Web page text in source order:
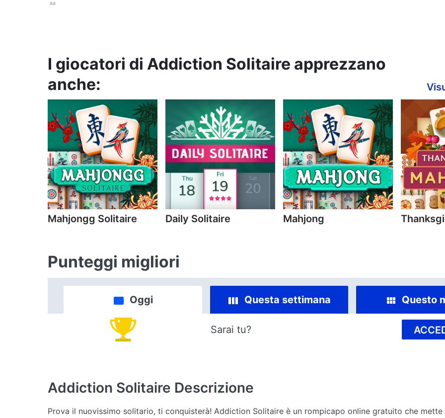
Ad
I giocatori di Addiction Solitaire apprezzano
anche:
Mahjongg Solitaire Daily Solitaire Mahjong
Punteggi migliori
Oggi Questa settimana Questo
Sarai tu?
Addiction Solitaire Descrizione
Prova il nuovissimo solitario, ti conquisterà! Addiction Solitaire è un rompicapo online gratuito che